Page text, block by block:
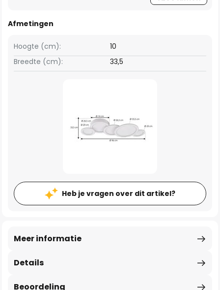
Afmetingen
Breedte (cm): 33,5
Hoogte (cm): 10
Heb je vragen over dit artikel?
Details
Meer informatie
Beoordeling